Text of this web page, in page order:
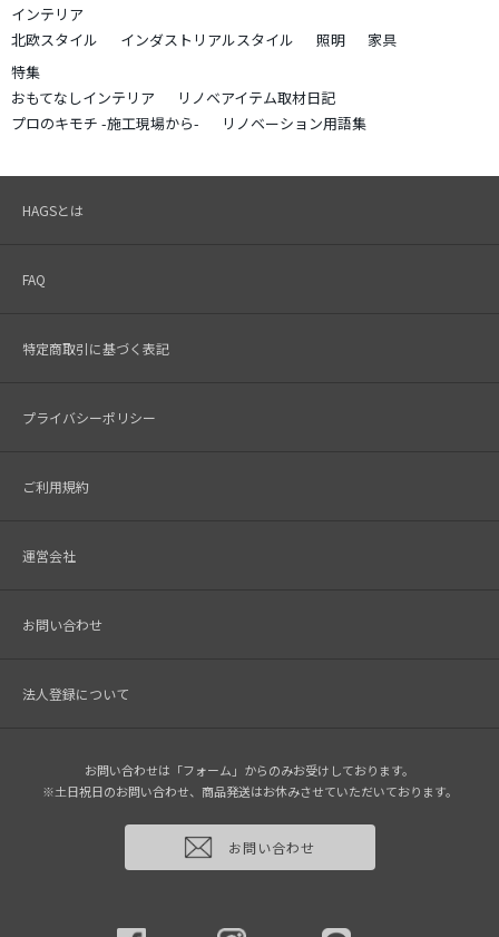
インテリア
北欧スタイル
インダストリアルスタイル 照明
家具
特集
おもてなしインテリア
リノベアイテム取材日記
プロのキモチ -施工現場から-
リノベーション用語集
HAGSとは
FAQ
特定商取引に基づく表記
プライバシーポリシー
ご利用規約
運営会社
お問い合わせ
法人登録について
お問い合わせは「フォーム」からのみお受けしております。
※土日祝日のお問い合わせ、商品発送はお休みさせていただいております。
お問い合わせ